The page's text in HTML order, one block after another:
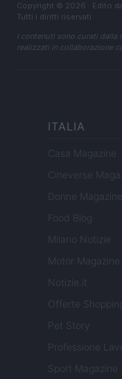
Copyright © 2026 · Edito
Tutti i diritti riservati
I contenuti sono curati
realizzati in collaborazione
ITALIA
Casa Magazine
Cineverse
Donne Magazine
Food Blog
Milano Notizie
Motor Magazine
Notizie.it
Offerte
Pet Story
Professione
Sport Magazine